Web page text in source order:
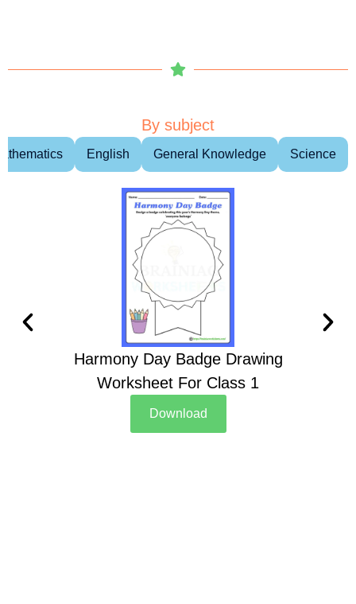
By subject
English General Knowledge Science
Harmony Day Badge Drawing
Worksheet For Class 1
Download